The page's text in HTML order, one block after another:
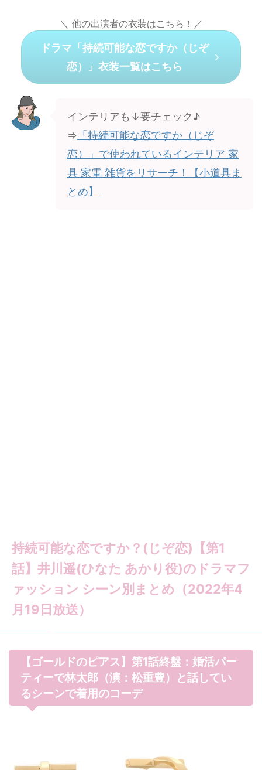
＼ 他の出演者の衣装はこちら！／
ドラマ「持続可能な恋ですか（じぞ
恋）」衣装一覧はこちら
インテリアも↓要チェック♪
⇒ 「持続可能な恋ですか（じぞ
恋）」で使われているインテリア 家
具 家電 雑貨をリサーチ！【小道具ま
とめ】
持続可能な恋ですか？(じぞ恋)【第1
話】井川遥(ひなた あかり役)のドラマフ
ァッション シーン別まとめ（2022年4
月19日放送）
【ゴールドのピアス】第1話終盤：婚活パー
ティーで林太郎（演：松重豊）と話してい
るシーンで着用のコーデ